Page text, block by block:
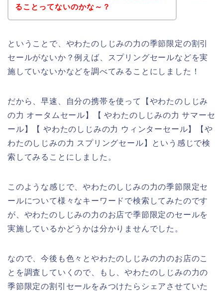
ることってないのかな～？
ということで、やわたのしじみの力の季節限定の割引
セールがないか？例えば、スプリングセールなどを実
施していないかなどを調べてみることにしました！
だから、早速、自分の携帯を使って【やわたのしじみ
の力 オータムセール】【 やわたのしじみの力 サマーセ
ール】【 やわたのしじみの力 ウィンターセール】【や
わたのしじみの力 スプリングセール】という感じで検
索してみることにしました。
このような感じで、やわたのしじみの力の季節限定セ
ールについて様々なキーワードで検索してみたのです
が、やわたのしじみの力のお店で季節限定のセールを
実施しているかどうかは分かりませんでした。
なので、今後も色々とやわたのしじみの力のお店のこ
とを調査していくので、もし、やわたのしじみの力の
季節限定の割引セールをみつけたらシェアさせていた